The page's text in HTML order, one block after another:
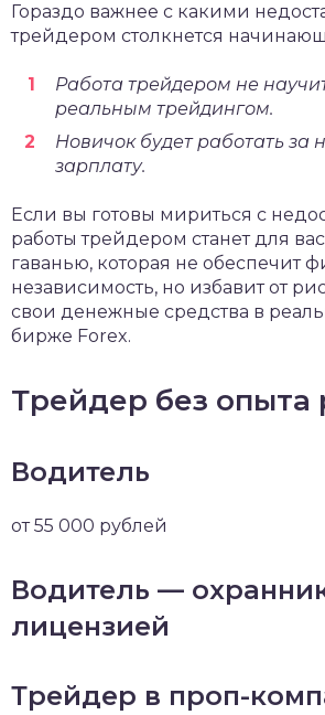
Гораздо важнее с какими
трейдером столкнется
Работа трейдером не
реальным трейдингом.
Новичок будет работать за
зарплату.
Если вы готовы мириться с
работы трейдером станет для
гаванью, которая не обеспечит
независимость, но избавит от
свои денежные средства в
бирже Forex.
Трейдер без опыта
Водитель
от 55 000 рублей
Водитель —
лицензией
Трейдер в проп-